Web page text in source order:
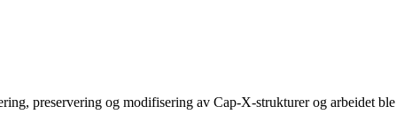
preservering og modifisering av Cap-X-strukturer og arbeidet ble